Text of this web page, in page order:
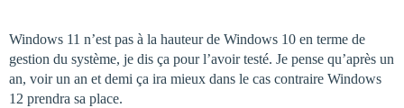
Windows 11 n’est pas à la hauteur de Windows 10 en terme de
gestion du système, je dis ça pour l’avoir testé. Je pense qu’après un
an, voir un an et demi ça ira mieux dans le cas contraire Windows
12 prendra sa place.